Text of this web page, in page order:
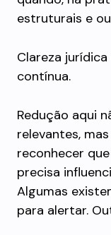
estruturais e
Clareza
contínua.
Redução aqui
relevantes,
reconhecer
precisa
Algumas
para alertar.